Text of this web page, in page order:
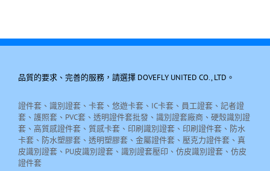
品質的要求、完善的服務，請選擇 DOVEFLY UNITED CO., LTD。
證件套、識別證套、卡套、悠遊卡套、IC卡套、員工證套、記者證
套、護照套、PVC套、透明證件套批發、識別證套廠商、硬殼識別證
套、高質感證件套、質感卡套、印刷識別證套、印刷證件套、防水
卡套、防水塑膠套、透明塑膠套、金屬證件套、壓克力證件套、真
皮識別證套、PU皮識別證套、識別證套壓印、仿皮識別證套、仿皮
證件套